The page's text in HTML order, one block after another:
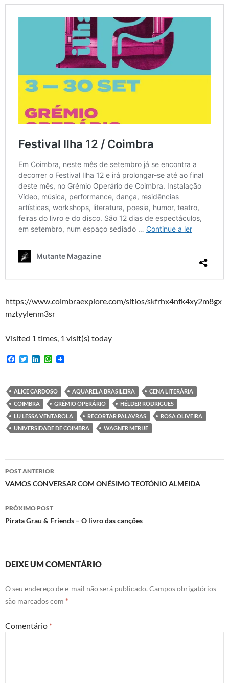
https://www.coimbraexplore.com/sitios/skfrhx4nfk4xy2m8gx
mztyylenm3sr
Visited 1 times, 1 visit(s) today
F
b
o
o
k
T
t
e
r
e
d
I
n
W
s
A
p
p
ALICE CARDOSO AQUARELA BRASILEIRA
CENA LITERÁRIA
COIMBRA
GRÉMIO OPERÁRIO
HÉLDER RODRIGUES
LU LESSA VENTAROLA
RECORTAR PALAVRAS
ROSA OLIVEIRA
UNIVERSIDADE DE COIMBRA
WAGNER MERIJE
Navegação
de
posts
POST ANTERIOR
VAMOS CONVERSAR COM ONÉSIMO TEOTÓNIO ALMEIDA
PRÓXIMO POST
Pirata Grau & Friends – O livro das canções
DEIXE UM COMENTÁRIO
O seu endereço de e-mail não será publicado. Campos obrigatórios
são marcados com *
Comentário *